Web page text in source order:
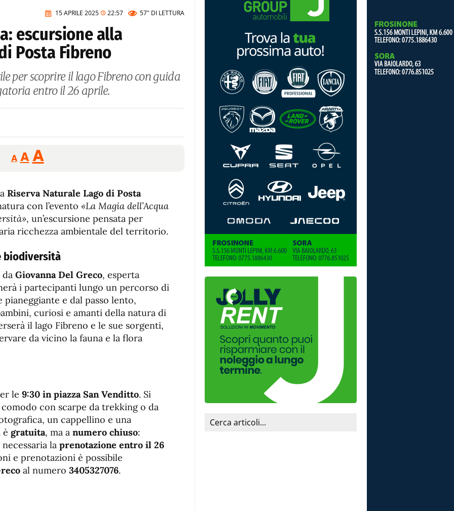
15 APRILE 2025 22:57 57" DI LETTURA
escursione alla
Posta Fibreno
per scoprire il lago Fibreno con guida
entro il 26 aprile.
A
Reducir
tamaño
A Restablecer
tamaño
de
fuente
AAumentar
de
fuente.
Riserva Naturale Lago di Posta
con l’evento «La Magia dell’Acqua
, un’escursione pensata per
ricchezza ambientale del territorio.
biodiversità
da Giovanna Del Greco, esperta
i partecipanti lungo un percorso di
e dal passo lento,
curiosi e amanti della natura di
il lago Fibreno e le sue sorgenti,
da vicino la fauna e la flora
le 9:30 in piazza San Venditto. Si
con scarpe da trekking o da
un cappellino e una
è gratuita, ma a numero chiuso:
la prenotazione entro il 26
e prenotazioni è possibile
al numero 3405327076.